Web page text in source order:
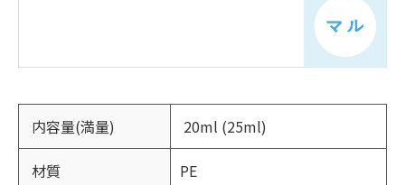
内容量(満量) 20ml (25ml)
材質 PE